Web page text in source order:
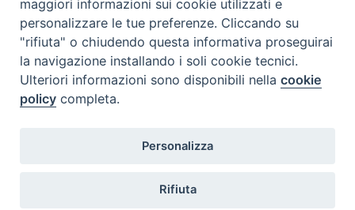
Archivio comunicati stampa
2026 © Diocesi di Castellaneta
maggiori informazioni sui cookie utilizzati e
personalizzare le tue preferenze. Cliccando su
"rifiuta" o chiudendo questa informativa proseguirai
la navigazione installando i soli cookie tecnici.
Ulteriori informazioni sono disponibili nellacookie
policy completa.
Personalizza
Rifiuta